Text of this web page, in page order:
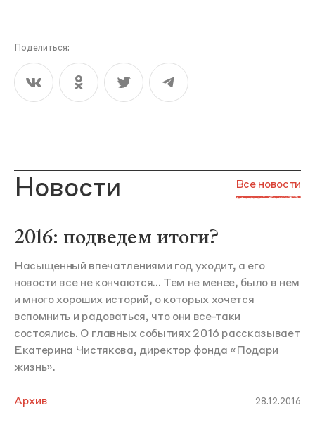
Поделиться:
Новости Все новости
2016: подведем итоги?
Насыщенный впечатлениями год уходит, а его
новости все не кончаются... Тем не менее, было в нем
и много хороших историй, о которых хочется
вспомнить и радоваться, что они все-таки
состоялись. О главных событиях 2016 рассказывает
Екатерина Чистякова, директор фонда «Подари
жизнь».
Архив 28.12.2016